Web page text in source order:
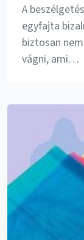
A
egyfajta
biztosan
vágni, ami…